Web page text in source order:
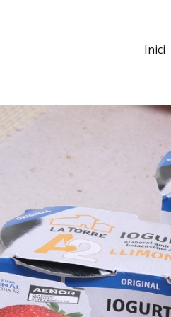
Inici